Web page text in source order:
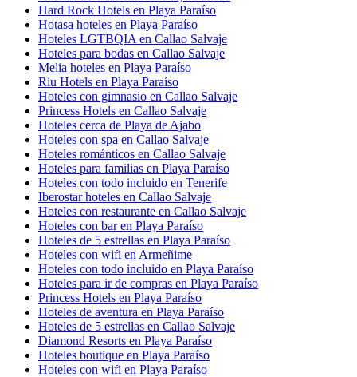
Hard Rock Hotels en Playa Paraíso
Hotasa hoteles en Playa Paraíso
Hoteles LGTBQIA en Callao Salvaje
Hoteles para bodas en Callao Salvaje
Melia hoteles en Playa Paraíso
Riu Hotels en Playa Paraíso
Hoteles con gimnasio en Callao Salvaje
Princess Hotels en Callao Salvaje
Hoteles cerca de Playa de Ajabo
Hoteles con spa en Callao Salvaje
Hoteles románticos en Callao Salvaje
Hoteles para familias en Playa Paraíso
Hoteles con todo incluido en Tenerife
Iberostar hoteles en Callao Salvaje
Hoteles con restaurante en Callao Salvaje
Hoteles con bar en Playa Paraíso
Hoteles de 5 estrellas en Playa Paraíso
Hoteles con wifi en Armeñime
Hoteles con todo incluido en Playa Paraíso
Hoteles para ir de compras en Playa Paraíso
Princess Hotels en Playa Paraíso
Hoteles de aventura en Playa Paraíso
Hoteles de 5 estrellas en Callao Salvaje
Diamond Resorts en Playa Paraíso
Hoteles boutique en Playa Paraíso
Hoteles con wifi en Playa Paraíso